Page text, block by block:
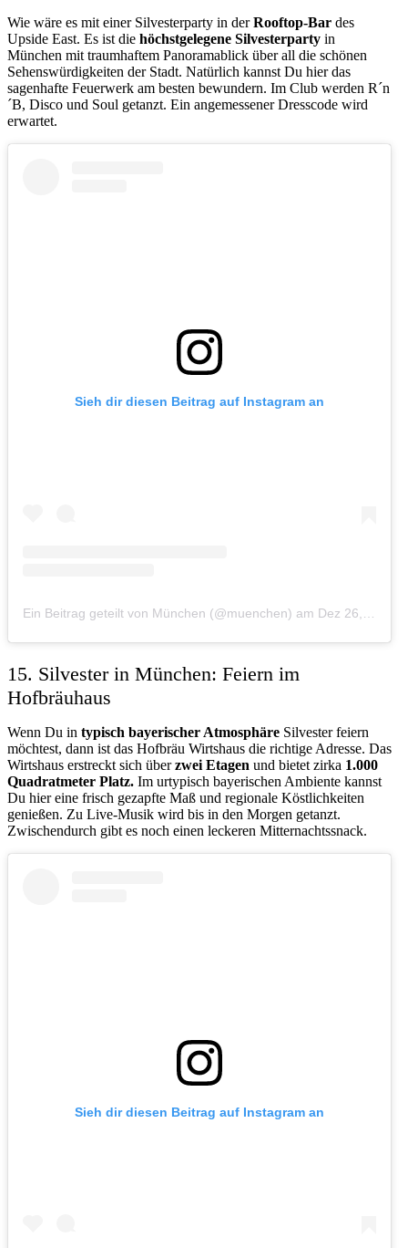
Wie wäre es mit einer Silvesterparty in derRooftop-Bar des
Upside East. Es ist die höchstgelegene Silvesterparty in
München mit traumhaftem Panoramablick über all die schönen
Sehenswürdigkeiten der Stadt. Natürlich kannst Du hier das
sagenhafte Feuerwerk am besten bewundern. Im Club werden R´n
´B, Disco und Soul getanzt. Ein angemessener Dresscode wird
erwartet.
Sieh dir diesen Beitrag auf Instagram an
Ein Beitrag geteilt von München (@muenchen) am Dez 26, 2015 um 6:08 PST
15. Silvester in München: Feiern im
Hofbräuhaus
Wenn Du in typisch bayerischer Atmosphäre Silvester feiern
möchtest, dann ist das Hofbräu Wirtshaus die richtige Adresse. Das
Wirtshaus erstreckt sich überzwei Etagen und bietet zirka 1.000
Quadratmeter Platz. Im urtypisch bayerischen Ambiente kannst
Du hier eine frisch gezapfte Maß und regionale Köstlichkeiten
genießen. Zu Live-Musik wird bis in den Morgen getanzt.
Zwischendurch gibt es noch einen leckeren Mitternachtssnack.
Sieh dir diesen Beitrag auf Instagram an